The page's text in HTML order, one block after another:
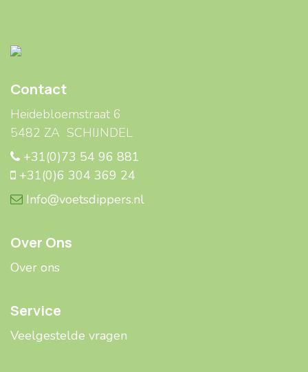
Contact
Heidebloemstraat 6
5482 ZA SCHIJNDEL
+31(0)73 54 96 881
+31(0)6 304 369 24
Info@voetsdippers.nl
Over Ons
Over ons
Service
Veelgestelde ​​vragen